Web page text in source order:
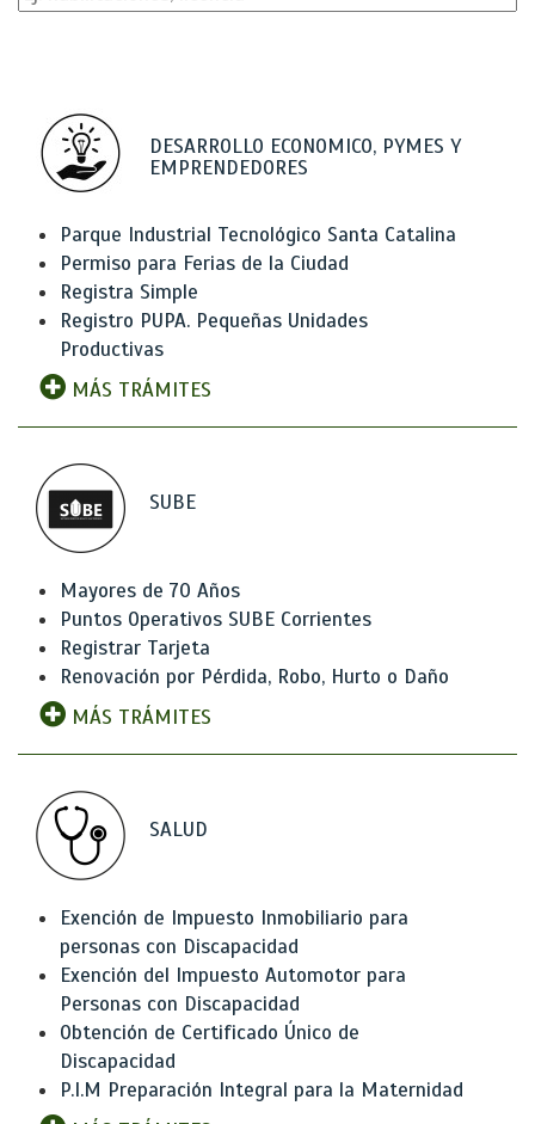
DESARROLLO ECONOMICO, PYMES Y
EMPRENDEDORES
Parque Industrial Tecnológico Santa Catalina
Permiso para Ferias de la Ciudad
Registra Simple
Registro PUPA. Pequeñas Unidades
Productivas
MÁS TRÁMITES
SUBE
Mayores de 70 Años
Puntos Operativos SUBE Corrientes
Registrar Tarjeta
Renovación por Pérdida, Robo, Hurto o Daño
MÁS TRÁMITES
SALUD
Exención de Impuesto Inmobiliario para
personas con Discapacidad
Exención del Impuesto Automotor para
Personas con Discapacidad
Obtención de Certificado Único de
Discapacidad
P.I.M Preparación Integral para la Maternidad